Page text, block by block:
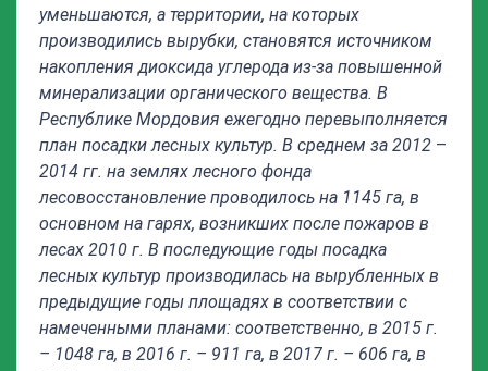
уменьшаются, а территории, на которых
производились вырубки, становятся источником
накопления диоксида углерода из-за повышенной
минерализации органического вещества. В
Республике Мордовия ежегодно перевыполняется
план посадки лесных культур. В среднем за 2012 –
2014 гг. на землях лесного фонда
лесовосстановление проводилось на 1145 га, в
основном на гарях, возникших после пожаров в
лесах 2010 г. В последующие годы посадка
лесных культур производилась на вырубленных в
предыдущие годы площадях в соответствии с
намеченными планами: соответственно, в 2015 г.
– 1048 га, в 2016 г. – 911 га, в 2017 г. – 606 га, в